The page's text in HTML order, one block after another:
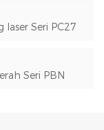
laser Seri PC27
Seri PBN